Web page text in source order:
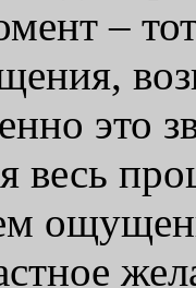
–
это
весь